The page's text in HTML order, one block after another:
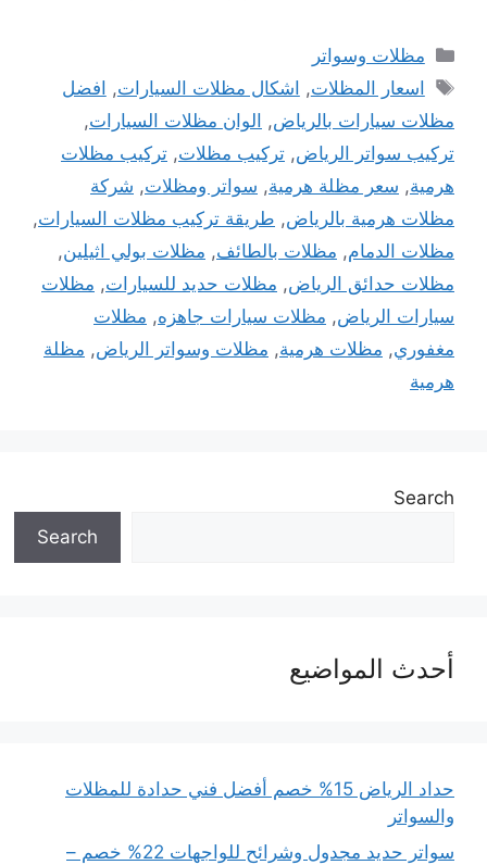
التصنيفات
مظلات وسواتر
الوسوم
اسعار المظلات, اشكال مظلات السيارات, افضل
مظلات سيارات بالرياض, الوان مظلات السيارات,
تركيب سواتر الرياض, تركيب مظلات, تركيب مظلات
هرمية, سعر مظلة هرمية, سواتر ومظلات, شركة
مظلات هرمية بالرياض, طريقة تركيب مظلات السيارات,
مظلات الدمام, مظلات بالطائف, مظلات بولي اثيلين,
مظلات حدائق الرياض, مظلات حديد للسيارات, مظلات
سيارات الرياض, مظلات سيارات جاهزه, مظلات
مغفوري, مظلات هرمية, مظلات وسواتر الرياض, مظلة
هرمية
Search
Search
أحدث المواضيع
حداد الرياض 15% خصم أفضل فني حدادة للمظلات
والسواتر
سواتر حديد مجدول وشرائح للواجهات 22% خصم –